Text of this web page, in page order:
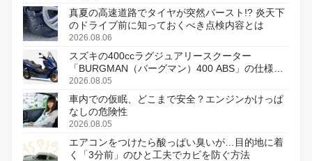
真夏の高速道路でタイヤが突然バースト!? 炎天下
のドライブ前に知っておくべき点検内容とは
2026.08.06
スズキの400ccラグジュアリースクーター
「BURGMAN（バーグマン）400 ABS」の仕様を
変更し、8月18日に発売
2026.08.05
車内での仮眠、どこまで安全？エンジンかけっぱ
なしの危険性
2026.08.05
エアコンをつけたら酸っぱい臭いが…目的地に着
く「3分前」のひと工夫でカビを防ぐ方法